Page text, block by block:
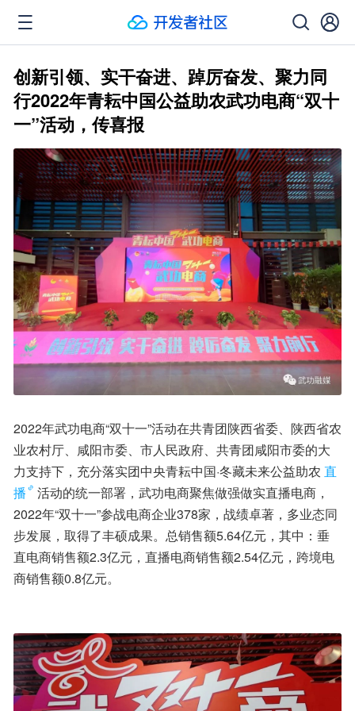
创新引领、实干奋进、踔厉奋发、聚力同
行2022年青耘中国公益助农武功电商“双十
一”活动，传喜报
2022年武功电商“双十一”活动在共青团陕西省委、陕西省农
业农村厅、咸阳市委、市人民政府、共青团咸阳市委的大
力支持下，充分落实团中央青耘中国·冬藏未来公益助农 直
播
活动的统一部署，武功电商聚焦做强做实直播电商，
2022年“双十一”参战电商企业378家，战绩卓著，多业态同
步发展，取得了丰硕成果。总销售额5.64亿元，其中：垂
直电商销售额2.3亿元，直播电商销售额2.54亿元，跨境电
商销售额0.8亿元。